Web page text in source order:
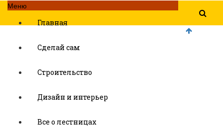
Меню
Главная
Сделай сам
Строительство
Дизайн и интерьер
Все о лестницах